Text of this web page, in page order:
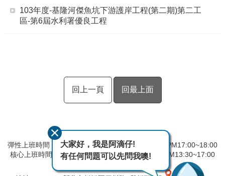
103年度-基隆河傑魚坑下游護岸工程(第二期)第二工
區-第6屆水利署優良工程
回上一頁 回最上面
彈性上班時間：AM8:00~09:00 彈性下班時間：PM17:00~18:00
核心上班時間：星期一 ~ 星期五 AM08:30~12:30 PM13:30~17:00
大家好，我是阿滴仔!
有任何問題可以先問我噢!